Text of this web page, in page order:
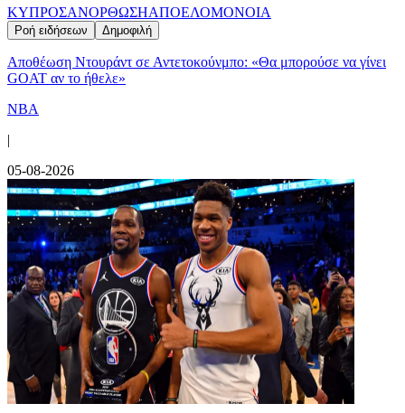
ΚΥΠΡΟΣΑΝΟΡΘΩΣΗΑΠΟΕΛΟΜΟΝΟΙΑ
Ροή ειδήσεων Δημοφιλή
Αποθέωση Ντουράντ σε Αντετοκούνμπο: «Θα μπορούσε να γίνει
GOAT αν το ήθελε»
NBA
|
05-08-2026